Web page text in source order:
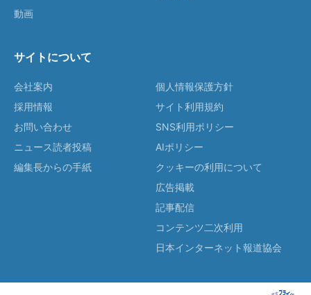
動画
サイトについて
会社案内
採用情報
お問い合わせ
ニュース読者投稿
編集長からの手紙
個人情報保護方針
サイト利用規約
SNS利用ポリシー
AIポリシー
クッキーの利用について
広告掲載
記事配信
コンテンツ二次利用
日本インターネット報道協会